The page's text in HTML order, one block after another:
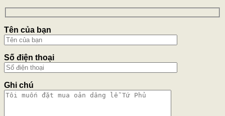
Tên của bạn
Số điện thoại
Ghi chú